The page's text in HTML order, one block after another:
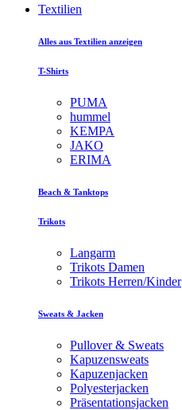
Textilien
Alles aus Textilien anzeigen
T-Shirts
PUMA
hummel
KEMPA
JAKO
ERIMA
Beach & Tanktops
Trikots
Langarm
Trikots Damen
Trikots Herren/Kinder
Sweats & Jacken
Pullover & Sweats
Kapuzensweats
Kapuzenjacken
Polyesterjacken
Präsentationsjacken